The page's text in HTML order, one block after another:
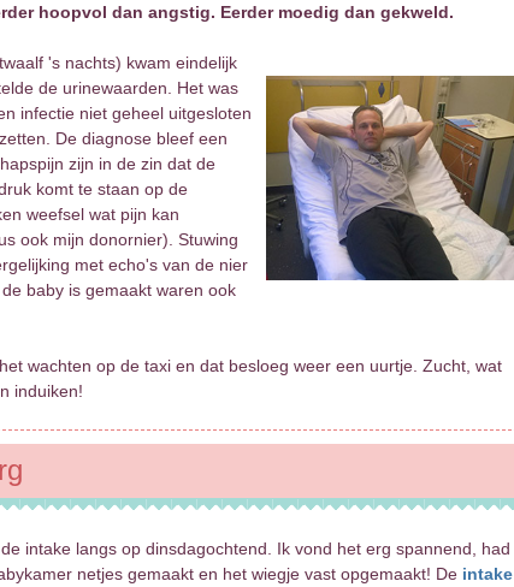
hoopvol dan angstig. Eerder moedig dan gekweld.
's nachts) kwam eindelijk
de urinewaarden. Het was
infectie niet geheel uitgesloten
De diagnose bleef een
zijn in de zin dat de
komt te staan op de
weefsel wat pijn kan
ook mijn donornier). Stuwing
met echo's van de nier
baby is gemaakt waren ook
wachten op de taxi en dat besloeg weer een uurtje. Zucht, wat
induiken!
intake langs op dinsdagochtend. Ik vond het erg spannend, had
netjes gemaakt en het wiegje vast opgemaakt! De intake